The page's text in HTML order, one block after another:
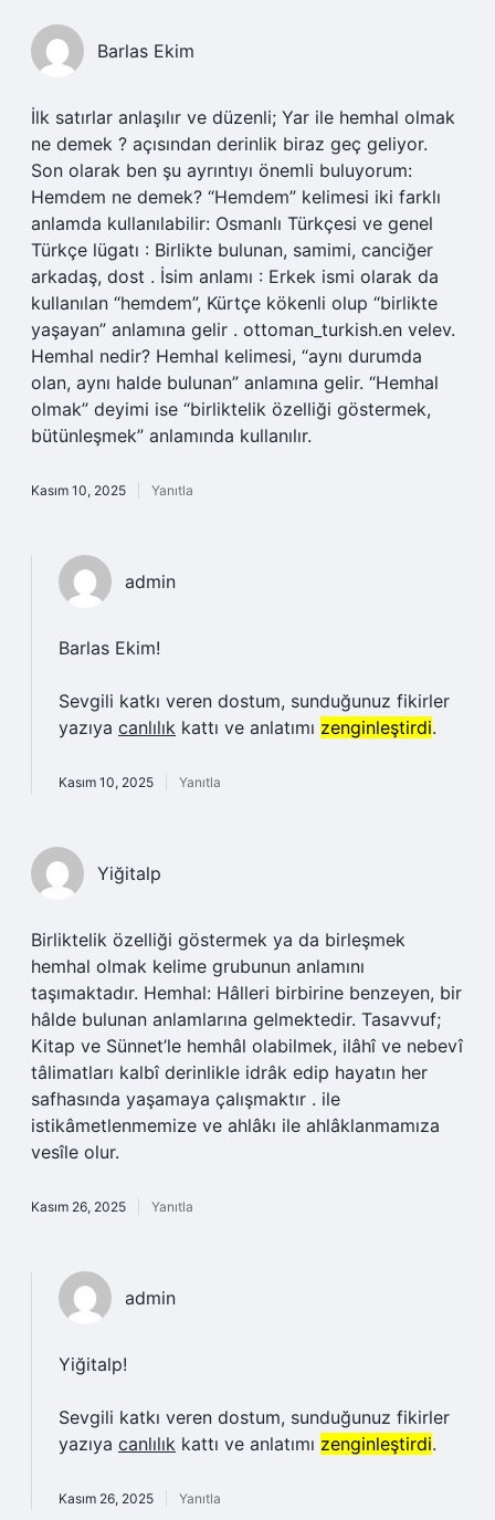
Barlas Ekim
İlk satırlar anlaşılır ve düzenli; Yar ile hemhal olmak
ne demek ? açısından derinlik biraz geç geliyor.
Son olarak ben şu ayrıntıyı önemli buluyorum:
Hemdem ne demek? “Hemdem” kelimesi iki farklı
anlamda kullanılabilir: Osmanlı Türkçesi ve genel
Türkçe lügatı : Birlikte bulunan, samimi, canciğer
arkadaş, dost . İsim anlamı : Erkek ismi olarak da
kullanılan “hemdem”, Kürtçe kökenli olup “birlikte
yaşayan” anlamına gelir . ottoman_turkish.en velev.
Hemhal nedir? Hemhal kelimesi, “aynı durumda
olan, aynı halde bulunan” anlamına gelir. “Hemhal
olmak” deyimi ise “birliktelik özelliği göstermek,
bütünleşmek” anlamında kullanılır.
Kasım 10, 2025 Yanıtla
admin
Barlas Ekim!
Sevgili katkı veren dostum, sunduğunuz fikirler
yazıya canlılık kattı ve anlatımı zenginleştirdi.
Kasım 10, 2025 Yanıtla
Yiğitalp
Birliktelik özelliği göstermek ya da birleşmek
hemhal olmak kelime grubunun anlamını
taşımaktadır. Hemhal: Hâlleri birbirine benzeyen, bir
hâlde bulunan anlamlarına gelmektedir. Tasavvuf;
Kitap ve Sünnet’le hemhâl olabilmek, ilâhî ve nebevî
tâlimatları kalbî derinlikle idrâk edip hayatın her
safhasında yaşamaya çalışmaktır . ile
istikâmetlenmemize ve ahlâkı ile ahlâklanmamıza
vesîle olur.
Kasım 26, 2025 Yanıtla
admin
Yiğitalp!
Sevgili katkı veren dostum, sunduğunuz fikirler
yazıya canlılık kattı ve anlatımı zenginleştirdi.
Kasım 26, 2025 Yanıtla